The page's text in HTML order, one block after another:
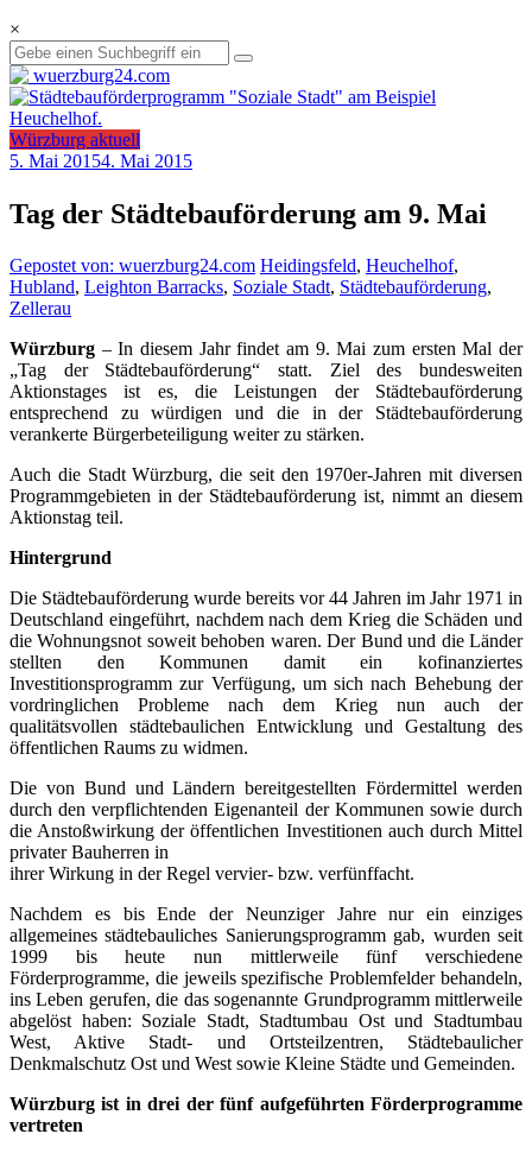
×
Würzburg aktuell
5. Mai 20154. Mai 2015
Tag der Städtebauförderung am 9. Mai
Gepostet von: wuerzburg24.com Heidingsfeld, Heuchelhof,
Hubland, Leighton Barracks, Soziale Stadt, Städtebauförderung,
Zellerau
Würzburg – In diesem Jahr findet am 9. Mai zum ersten Mal der
„Tag der Städtebauförderung“ statt. Ziel des bundesweiten
Aktionstages ist es, die Leistungen der Städtebauförderung
entsprechend zu würdigen und die in der Städtebauförderung
verankerte Bürgerbeteiligung weiter zu stärken.
Auch die Stadt Würzburg, die seit den 1970er-Jahren mit diversen
Programmgebieten in der Städtebauförderung ist, nimmt an diesem
Aktionstag teil.
Hintergrund
Die Städtebauförderung wurde bereits vor 44 Jahren im Jahr 1971 in
Deutschland eingeführt, nachdem nach dem Krieg die Schäden und
die Wohnungsnot soweit behoben waren. Der Bund und die Länder
stellten den Kommunen damit ein kofinanziertes
Investitionsprogramm zur Verfügung, um sich nach Behebung der
vordringlichen Probleme nach dem Krieg nun auch der
qualitätsvollen städtebaulichen Entwicklung und Gestaltung des
öffentlichen Raums zu widmen.
Die von Bund und Ländern bereitgestellten Fördermittel werden
durch den verpflichtenden Eigenanteil der Kommunen sowie durch
die Anstoßwirkung der öffentlichen Investitionen auch durch Mittel
privater Bauherren in
ihrer Wirkung in der Regel vervier- bzw. verfünffacht.
Nachdem es bis Ende der Neunziger Jahre nur ein einziges
allgemeines städtebauliches Sanierungsprogramm gab, wurden seit
1999 bis heute nun mittlerweile fünf verschiedene
Förderprogramme, die jeweils spezifische Problemfelder behandeln,
ins Leben gerufen, die das sogenannte Grundprogramm mittlerweile
abgelöst haben: Soziale Stadt, Stadtumbau Ost und Stadtumbau
West, Aktive Stadt- und Ortsteilzentren, Städtebaulicher
Denkmalschutz Ost und West sowie Kleine Städte und Gemeinden.
Würzburg ist in drei der fünf aufgeführten Förderprogramme
vertreten